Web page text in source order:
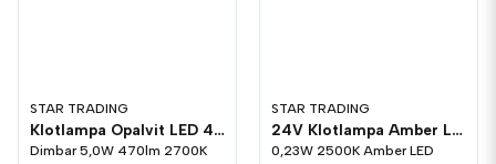
Energi: Klotlampan LED är mycket energisnåla och kan få ut 90lm/watt.
STAR TRADING
Klotlampa Opalvit LED 470lm E14 2700K Dim
Dimbar 5,0W 470lm 2700K
STAR TRADING
24V Klotlampa Amber LED 28lm E27 2500K
0,23W 2500K Amber LED